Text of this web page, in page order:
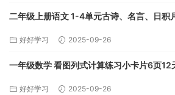
二年级上册语文 1-4单元古诗、名言、日积
好好学习 2025-09-26
一年级数学 看图列式计算练习小卡片6页
好好学习 2025-09-26